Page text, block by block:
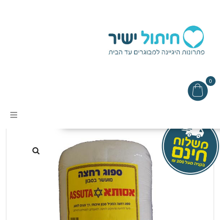
0
אודות
מבצעים
עמוד הבית